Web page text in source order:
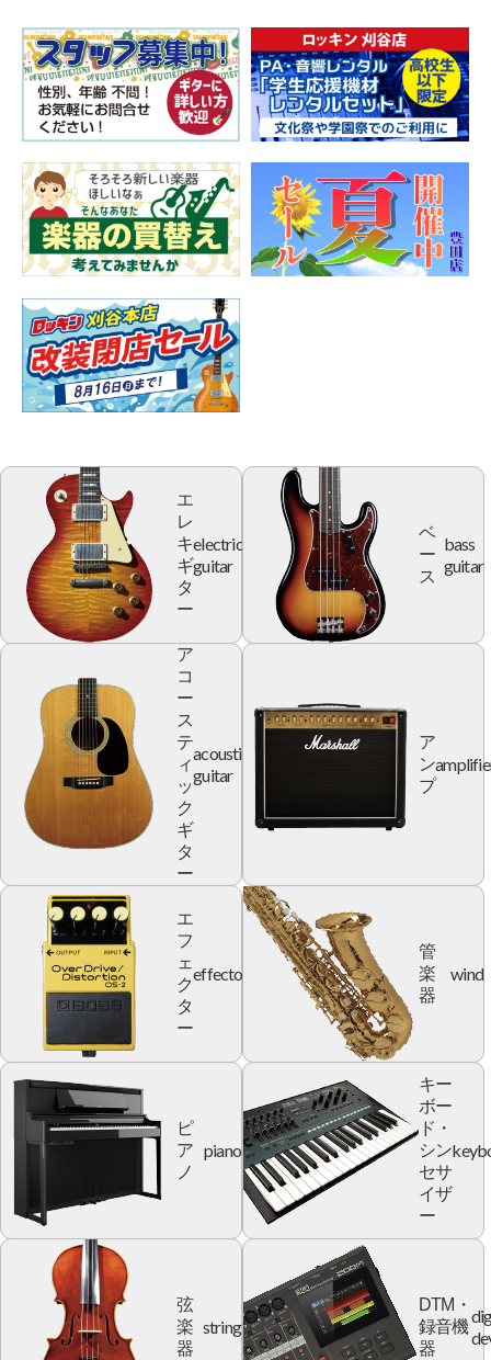
エ
レ
キ
ギ
タ
ー
electric
guitar
ベ
ー
ス
bass
guitar
ア
コ
ー
ス
テ
ィ
ッ
ク
ギ
タ
ー
acoustic
guitar
ア
ン
プ
エ
フ
ェ
ク
タ
ー
effector
管
楽
器
wind
ピ
ア
ノ
piano
キー
ボー
ド・
シン
セサ
イザ
ー
弦
楽
器
string
DTM・
録音機
器